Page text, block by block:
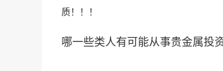
质！！！
哪一些类人有可能从事贵金属投资